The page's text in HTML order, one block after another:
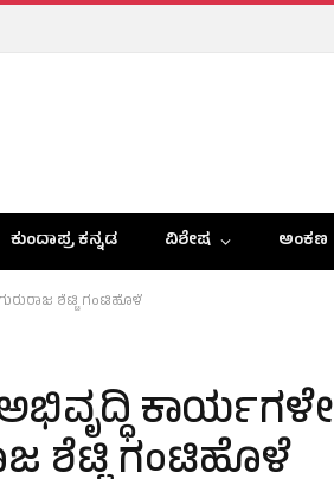
ಕುಂದಾಪ್ರ ಕನ್ನಡ ವಿಶೇಷ ಅಂಕಣ
ಶೆಟ್ಟಿ ಗಂಟಿಹೊಳೆ
ಕಾರ್ಯಗಳೇ
ಶೆಟ್ಟಿ ಗಂಟಿಹೊಳೆ